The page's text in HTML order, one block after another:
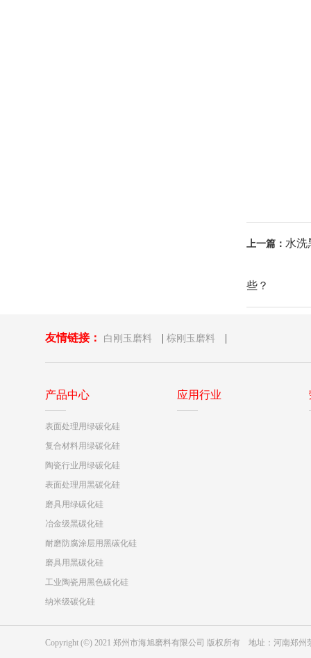
上一篇： 水洗
些？
友情链接： 白刚玉磨料 | 棕刚玉磨料 |
产品中心
表面处理用绿碳化硅
复合材料用绿碳化硅
陶瓷行业用绿碳化硅
表面处理用黑碳化硅
磨具用绿碳化硅
冶金级黑碳化硅
耐磨防腐涂层用黑碳化硅
磨具用黑碳化硅
工业陶瓷用黑色碳化硅
纳米级碳化硅
应用行业
Copyright (©) 2021 郑州市海旭磨料有限公司 版权所有 地址：河南郑